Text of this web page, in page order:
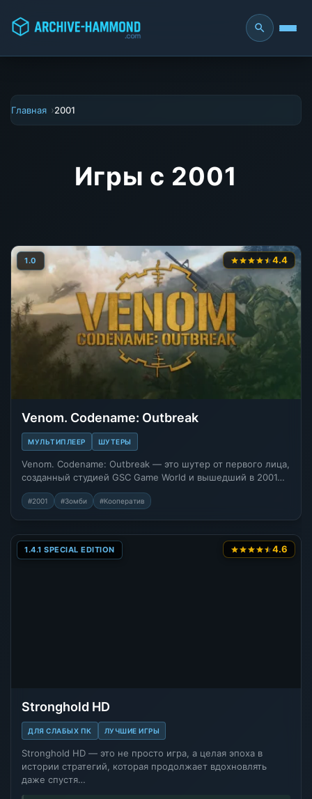
Главная 2001
Игры с 2001
1.0 4.4
Venom. Codename: Outbreak
МУЛЬТИПЛЕЕР ШУТЕРЫ
Venom. Codename: Outbreak — это шутер от первого лица,
созданный студией GSC Game World и вышедший в 2001…
#2001 #Зомби #Кооператив
1.4.1 SPECIAL EDITION 4.6
Stronghold HD
ДЛЯ СЛАБЫХ ПК ЛУЧШИЕ ИГРЫ
Stronghold HD — это не просто игра, а целая эпоха в
истории стратегий, которая продолжает вдохновлять
даже спустя…